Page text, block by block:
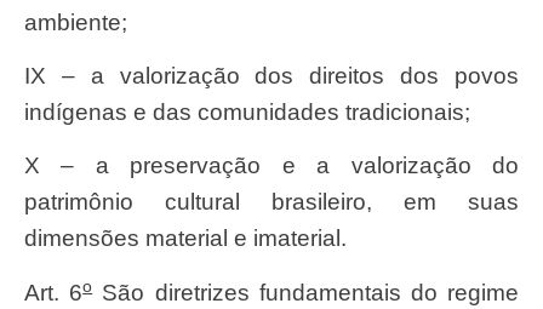
ambiente;
IX – a valorização dos direitos dos povos
indígenas e das comunidades tradicionais;
X – a preservação e a valorização do
patrimônio cultural brasileiro, em suas
dimensões material e imaterial.
Art. 6oSão diretrizes fundamentais do regime